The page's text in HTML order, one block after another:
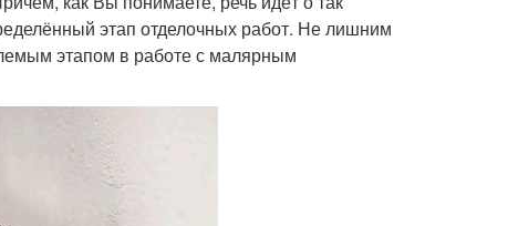
этап отделочных работ. Не лишним
этапом в работе с малярным